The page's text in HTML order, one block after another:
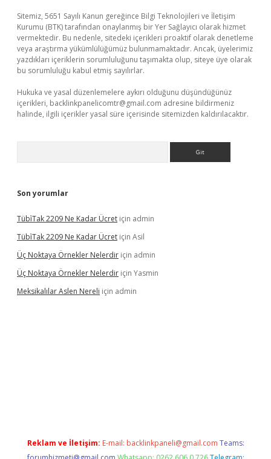
Sitemiz, 5651 Sayılı Kanun gereğince Bilgi Teknolojileri ve İletişim
Kurumu (BTK) tarafından onaylanmış bir Yer Sağlayıcı olarak hizmet
vermektedir. Bu nedenle, sitedeki içerikleri proaktif olarak denetleme
veya araştırma yükümlülüğümüz bulunmamaktadır. Ancak, üyelerimiz
yazdıkları içeriklerin sorumluluğunu taşımakta olup, siteye üye olarak
bu sorumluluğu kabul etmiş sayılırlar.
Hukuka ve yasal düzenlemelere aykırı olduğunu düşündüğünüz
içerikleri, backlinkpanelicomtr@gmail.com adresine bildirmeniz
halinde, ilgili içerikler yasal süre içerisinde sitemizden kaldırılacaktır.
Son yorumlar
Tübi̇Tak 2209 Ne Kadar Ücret için admin
Tübi̇Tak 2209 Ne Kadar Ücret için Asil
Üç Noktaya Örnekler Nelerdir için admin
Üç Noktaya Örnekler Nelerdir için Yasmin
Meksikalılar Aslen Nereli için admin
Reklam ve İletişim: E-mail: backlinkpaneli@gmail.com Teams: